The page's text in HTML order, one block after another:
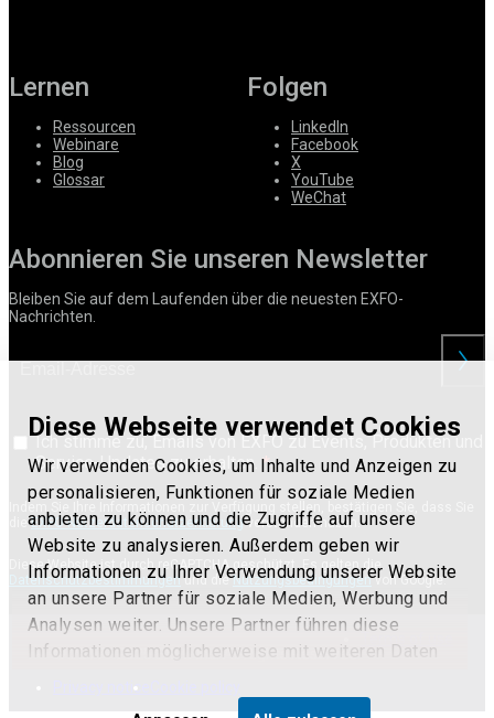
Diese Webseite verwendet Cookies
Wir verwenden Cookies, um Inhalte und Anzeigen zu
personalisieren, Funktionen für soziale Medien
anbieten zu können und die Zugriffe auf unsere
Website zu analysieren. Außerdem geben wir
Informationen zu Ihrer Verwendung unserer Website
an unsere Partner für soziale Medien, Werbung und
Analysen weiter. Unsere Partner führen diese
Informationen möglicherweise mit weiteren Daten
die sie im Rahmen Ihrer Nutzung der Dienste
Lernen
Ressourcen
Webinare
Blog
Glossar
Folgen
LinkedIn
Facebook
X
YouTube
WeChat
Abonnieren Sie unseren Newsletter
Bleiben Sie auf dem Laufenden über die neuesten EXFO-
Nachrichten.
Ich stimme zu, Emails von EXFO zu Events, Produkten und
Service-Updates zu erhalten.
Indem Sie Ihre Informationen zur Verfügung stellen, bestätigen Sie, dass Sie
dieEXFO-Nutzerdatenschutzerklärungverstanden haben.
Diese Website ist durch reCAPTCHA geschützt. Es gelten die
Datenschutzbestimmungenund dieNutzungsbedingungenvon Google.
© 2017 - 2025 EXFO Inc. All Rights Reserved.
Privacy notice